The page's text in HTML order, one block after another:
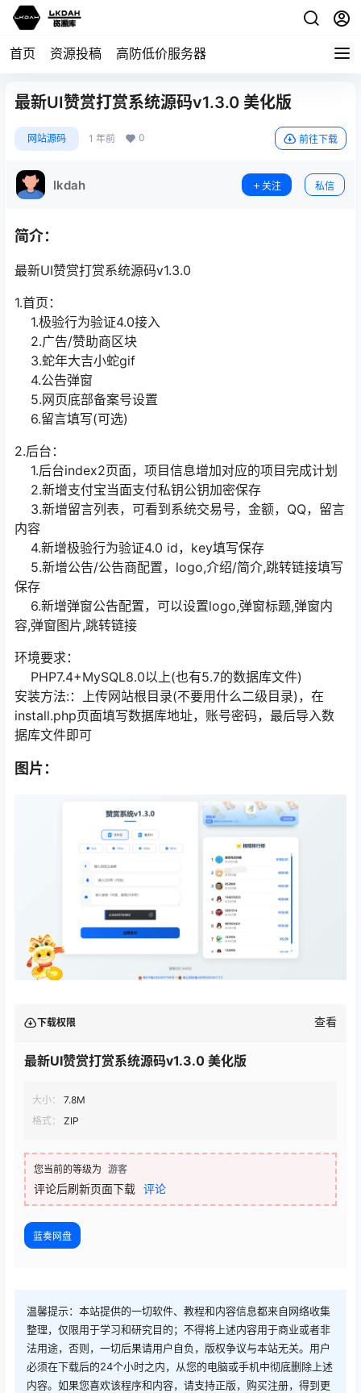
首页 资源投稿 高防低价服务器
最新UI赞赏打赏系统源码v1.3.0 美化版
网站源码 1 年前 0 前往下载
lkdah 关注 私信
简介：
最新UI赞赏打赏系统源码v1.3.0
1.首页：
1.极验行为验证4.0接入
2.广告/赞助商区块
3.蛇年大吉小蛇gif
4.公告弹窗
5.网页底部备案号设置
6.留言填写(可选)
2.后台：
1.后台index2页面，项目信息增加对应的项目完成计划
2.新增支付宝当面支付私钥公钥加密保存
3.新增留言列表，可看到系统交易号，金额，QQ，留言
内容
4.新增极验行为验证4.0 id，key填写保存
5.新增公告/公告商配置，logo,介绍/简介,跳转链接填写
保存
6.新增弹窗公告配置，可以设置logo,弹窗标题,弹窗内
容,弹窗图片,跳转链接
环境要求：
PHP7.4+MySQL8.0以上(也有5.7的数据库文件)
安装方法:：上传网站根目录(不要用什么二级目录)，在
install.php页面填写数据库地址，账号密码，最后导入数
据库文件即可
图片：
下载权限 查看
最新UI赞赏打赏系统源码v1.3.0 美化版
大小：
7.8M
格式：
ZIP
您当前的等级为 游客
评论后刷新页面下载 评论
蓝奏网盘
温馨提示：本站提供的一切软件、教程和内容信息都来自网络收集
整理，仅限用于学习和研究目的；不得将上述内容用于商业或者非
法用途，否则，一切后果请用户自负，版权争议与本站无关。用户
必须在下载后的24个小时之内，从您的电脑或手机中彻底删除上述
内容。如果您喜欢该程序和内容，请支持正版，购买注册，得到更